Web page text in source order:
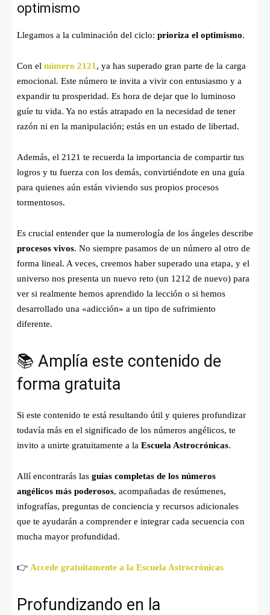
optimismo
Llegamos a la culminación del ciclo: prioriza el optimismo.
Con el número 2121 , ya has superado gran parte de la carga
emocional. Este número te invita a vivir con entusiasmo y a
expandir tu prosperidad. Es hora de dejar que lo luminoso
guíe tu vida. Ya no estás atrapado en la necesidad de tener
razón ni en la manipulación; estás en un estado de libertad.
Además, el 2121 te recuerda la importancia de compartir tus
logros y tu fuerza con los demás, convirtiéndote en una guía
para quienes aún están viviendo sus propios procesos
tormentosos.
Es crucial entender que la numerología de los ángeles describe
procesos vivos. No siempre pasamos de un número al otro de
forma lineal. A veces, creemos haber superado una etapa, y el
universo nos presenta un nuevo reto (un 1212 de nuevo) para
ver si realmente hemos aprendido la lección o si hemos
desarrollado una «adicción» a un tipo de sufrimiento
diferente.
📚 Amplía este contenido de
forma gratuita
Si este contenido te está resultando útil y quieres profundizar
todavía más en el significado de los números angélicos, te
invito a unirte gratuitamente a la Escuela Astrocrónicas.
Allí encontrarás las guías completas de los números
angélicos más poderosos, acompañadas de resúmenes,
infografías, preguntas de conciencia y recursos adicionales
que te ayudarán a comprender e integrar cada secuencia con
mucha mayor profundidad.
👉 Accede gratuitamente a la Escuela Astrocrónicas
Profundizando en la